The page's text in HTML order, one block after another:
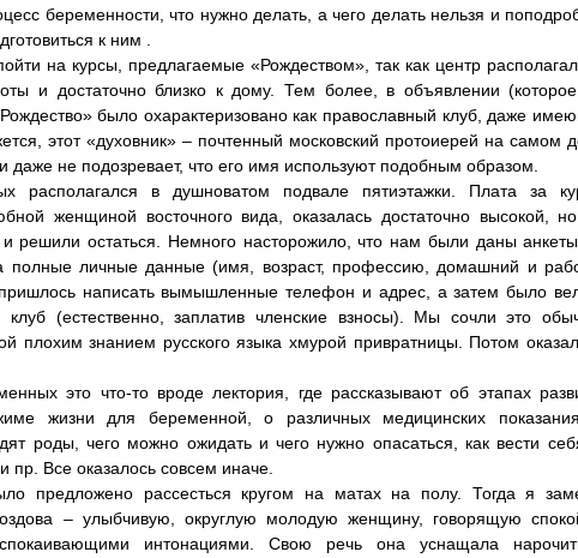
беременности, что нужно делать, а чего делать нельзя и
к ним .
на курсы, предлагаемые «Рождеством», так как центр
и достаточно близко к дому. Тем более, в объявлении
было охарактеризовано как православный клуб, даже
этот «духовник» – почтенный московский протоиерей на самом
даже не подозревает, что его имя используют подобным образом.
располагался в душноватом подвале пятиэтажки. Плата за
женщиной восточного вида, оказалась достаточно высокой,
и решили остаться. Немного насторожило, что нам были даны
полные личные данные (имя, возраст, профессию, домашний и
написать вымышленные телефон и адрес, а затем было
клуб (естественно, заплатив членские взносы). Мы сочли это
плохим знанием русского языка хмурой привратницы. Потом
это что-то вроде лектория, где рассказывают об этапах
жизни для беременной, о различных медицинских
роды, чего можно ожидать и чего нужно опасаться, как вести
Все оказалось совсем иначе.
предложено рассесться кругом на матах на полу. Тогда я
– улыбчивую, округлую молодую женщину, говорящую
интонациями. Свою речь она уснащала